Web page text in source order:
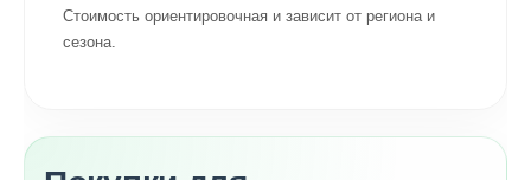
Стоимость ориентировочная и зависит от региона и
сезона.